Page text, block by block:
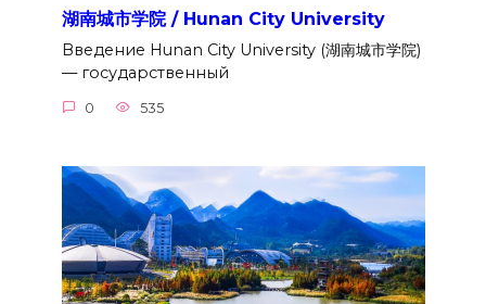
湖南城市学院 / Hunan City University
Введение Hunan City University (湖南城市学院)
— государственный
0 535